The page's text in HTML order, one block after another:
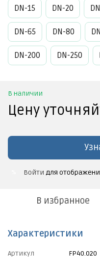
DN-15 DN-20
DN-65 DN-80
DN-200 DN-250
В наличии
Цену
Войти для
В избранное
Характеристики
Артикул
FP40.020